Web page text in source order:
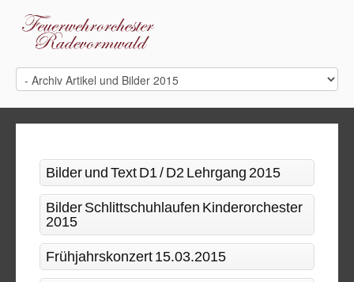
Bilder und Text D1 / D2 Lehrgang 2015
Bilder Schlittschuhlaufen Kinderorchester
2015
Frühjahrskonzert 15.03.2015